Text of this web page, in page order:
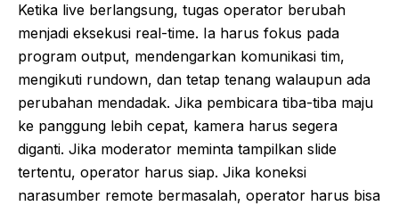
Ketika live berlangsung, tugas operator berubah
menjadi eksekusi real-time. Ia harus fokus pada
program output, mendengarkan komunikasi tim,
mengikuti rundown, dan tetap tenang walaupun ada
perubahan mendadak. Jika pembicara tiba-tiba maju
ke panggung lebih cepat, kamera harus segera
diganti. Jika moderator meminta tampilkan slide
tertentu, operator harus siap. Jika koneksi
narasumber remote bermasalah, operator harus bisa